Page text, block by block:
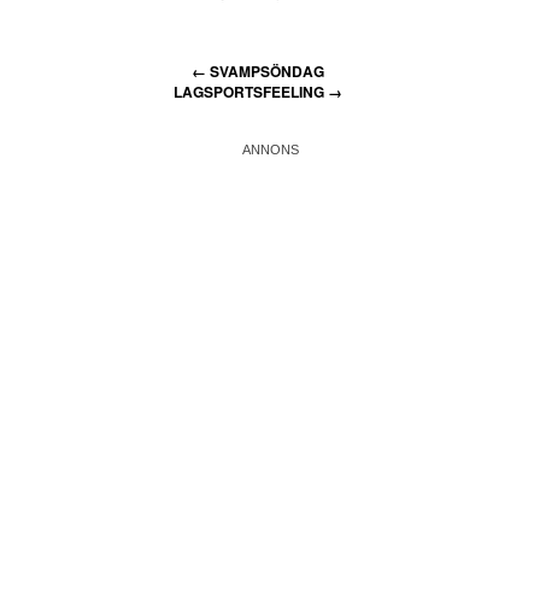
← SVAMPSÖNDAG
LAGSPORTSFEELING →